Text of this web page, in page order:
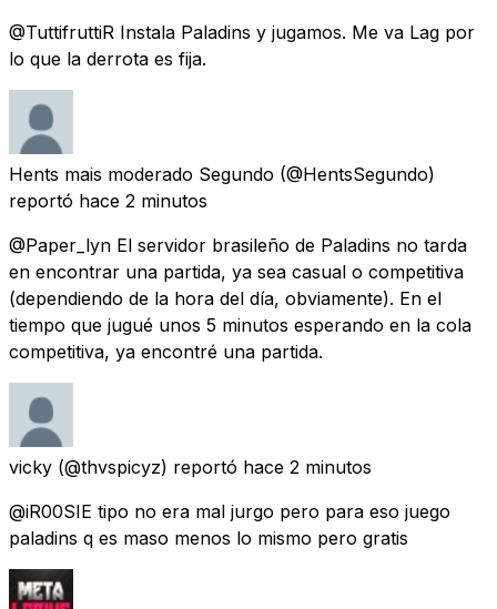
@TuttifruttiR Instala Paladins y jugamos. Me va Lag por
lo que la derrota es fija.
Hents mais moderado Segundo (@HentsSegundo)
reportó hace 2 minutos
@Paper_lyn El servidor brasileño de Paladins no tarda
en encontrar una partida, ya sea casual o competitiva
(dependiendo de la hora del día, obviamente). En el
tiempo que jugué unos 5 minutos esperando en la cola
competitiva, ya encontré una partida.
vicky (@thvspicyz) reportó hace 2 minutos
@iR00SIE tipo no era mal jurgo pero para eso juego
paladins q es maso menos lo mismo pero gratis